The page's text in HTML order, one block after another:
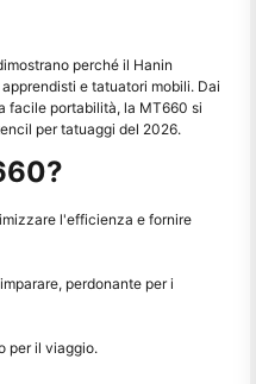
perché il Hanin
e tatuatori mobili. Dai
facile portabilità, la MT660 si
per tatuaggi del 2026.
l'efficienza e fornire
perdonante per i
per il viaggio.